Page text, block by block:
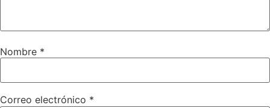
Nombre *
Correo electrónico *